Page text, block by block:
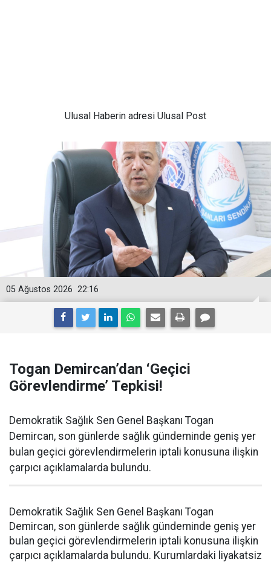
Ulusal Haberin adresi Ulusal Post
22:16
05 Ağustos 2026
Togan Demircan’dan ‘Geçici
Görevlendirme’ Tepkisi!
Demokratik Sağlık Sen Genel Başkanı Togan
Demircan, son günlerde sağlık gündeminde geniş yer
bulan geçici görevlendirmelerin iptali konusuna ilişkin
çarpıcı açıklamalarda bulundu.
Demokratik Sağlık Sen Genel Başkanı Togan
Demircan, son günlerde sağlık gündeminde geniş yer
bulan geçici görevlendirmelerin iptali konusuna ilişkin
çarpıcı açıklamalarda bulundu. Kurumlardaki liyakatsiz